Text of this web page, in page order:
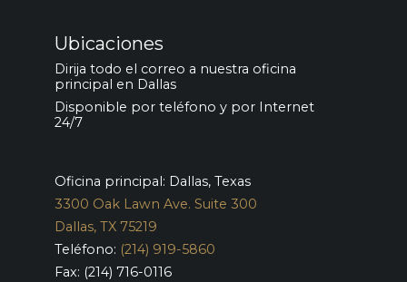
Ubicaciones
Dirija todo el correo a nuestra oficina
principal en Dallas
Disponible por teléfono y por Internet
24/7
Oficina principal: Dallas, Texas
3300 Oak Lawn Ave. Suite 300
Dallas, TX 75219
Teléfono: (214) 919-5860
Fax: (214) 716-0116